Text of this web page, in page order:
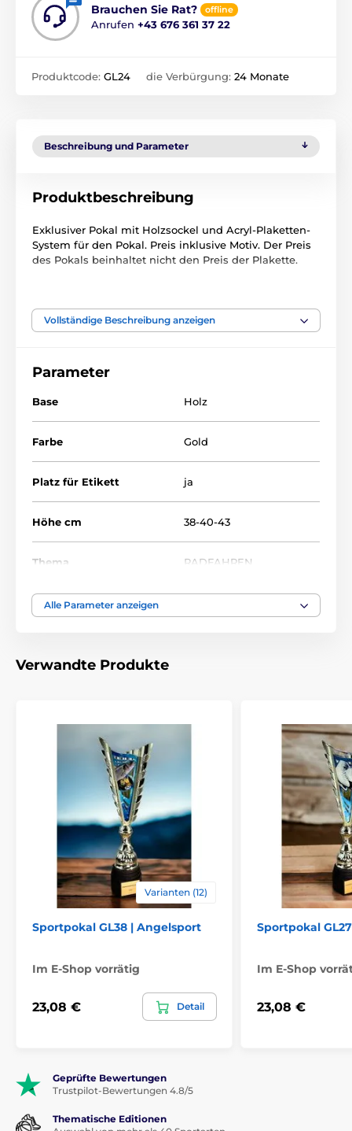
Brauchen Sie Rat? offline
Anrufen +43 676 361 37 22
Produktcode: GL24 die Verbürgung: 24 Monate
Beschreibung und Parameter
Produktbeschreibung
Exklusiver Pokal mit Holzsockel und Acryl-Plaketten-
System für den Pokal. Preis inklusive Motiv. Der Preis
des Pokals beinhaltet nicht den Preis der Plakette.
Das Produkt ist in Kategorien eingeteilt
Vollständige Beschreibung anzeigen
Parameter
Base Holz
Farbe Gold
Platz für Etikett ja
Höhe cm 38-40-43
Thema RADFAHREN
Auszeichnungstyp
Alle Parameter anzeigen
Verwandte Produkte
Varianten (12)
Sportpokal GL38 | Angelsport
Im E-Shop vorrätig
23,08 € Detail
Sportpokal
Im E-Shop
23,08 €
Geprüfte Bewertungen
Trustpilot-Bewertungen 4.8/5
Thematische Editionen